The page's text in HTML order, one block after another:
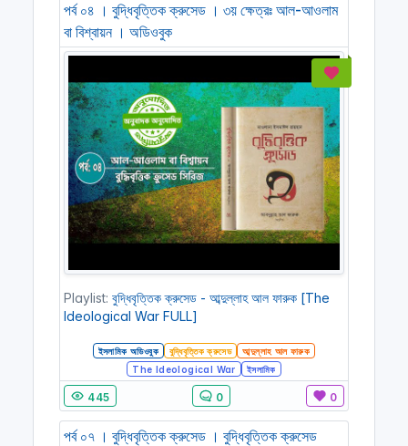
পর্ব ০৪ । বুদ্ধিবৃত্তিক ক্রুসেড । ৩য় ক্ষেত্রঃ আল-আওলাম
বা বিশ্বায়ন । অডিওবুক
Playlist: বুদ্ধিবৃত্তিক ক্রুসেড - আব্দুল্লাহ আল ফারুক [The
Ideological War FULL]
ইসলামিক অডিওবুক বুদ্ধিবৃত্তিক ক্রুসেড
আব্দুল্লাহ আল ফারুক
The Ideological War
ইসলামিক
445 0 0
পর্ব ০৭ । বুদ্ধিবৃত্তিক ক্রুসেড । বুদ্ধিবৃত্তিক ক্রুসেড